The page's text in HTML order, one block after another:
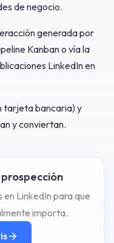
de negocio.
generada por
Kanban o vía la
LinkedIn en
tarjeta bancaria) y
y conviertan.
LinkedIn para que
importa.